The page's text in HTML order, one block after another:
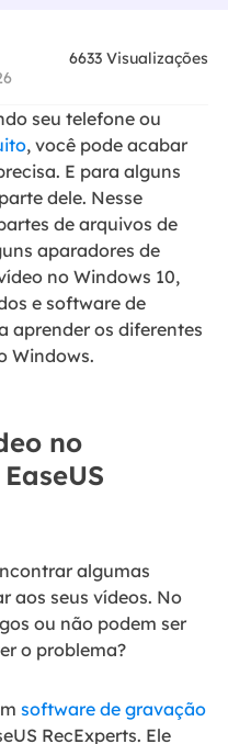
6633 Visualizações
seu telefone ou
, você pode acabar
E para alguns
dele. Nesse
de arquivos de
aparadores de
no Windows 10,
e software de
aprender os diferentes
Windows.
no
algumas
aos seus vídeos. No
ou não podem ser
o problema?
software de gravação
RecExperts. Ele